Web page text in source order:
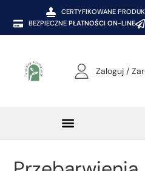
CERTYFIKOWANE
BEZPIECZNE PŁATNOŚCI ON-LINE
Zaloguj /